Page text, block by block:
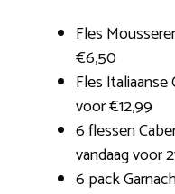
Fles
€6,50
Fles
voor €12,99
6 flessen
vandaag voor
6 pack